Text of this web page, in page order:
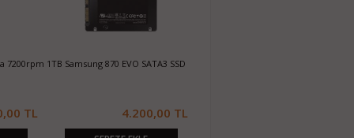
7200rpm
TL
1TB Samsung 870 EVO SATA3 SSD
4.200,00 TL